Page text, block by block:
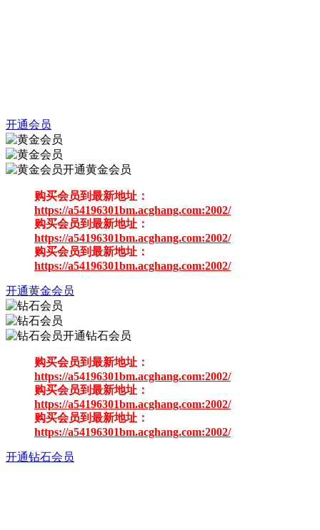
开通会员
开通黄金会员
购买会员到最新地址：
https://a54196301bm.acghang.com:2002/
购买会员到最新地址：
https://a54196301bm.acghang.com:2002/
购买会员到最新地址：
https://a54196301bm.acghang.com:2002/
开通黄金会员
开通钻石会员
购买会员到最新地址：
https://a54196301bm.acghang.com:2002/
购买会员到最新地址：
https://a54196301bm.acghang.com:2002/
购买会员到最新地址：
https://a54196301bm.acghang.com:2002/
开通钻石会员